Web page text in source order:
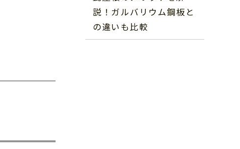
説！ガルバリウム鋼板と
の違いも比較